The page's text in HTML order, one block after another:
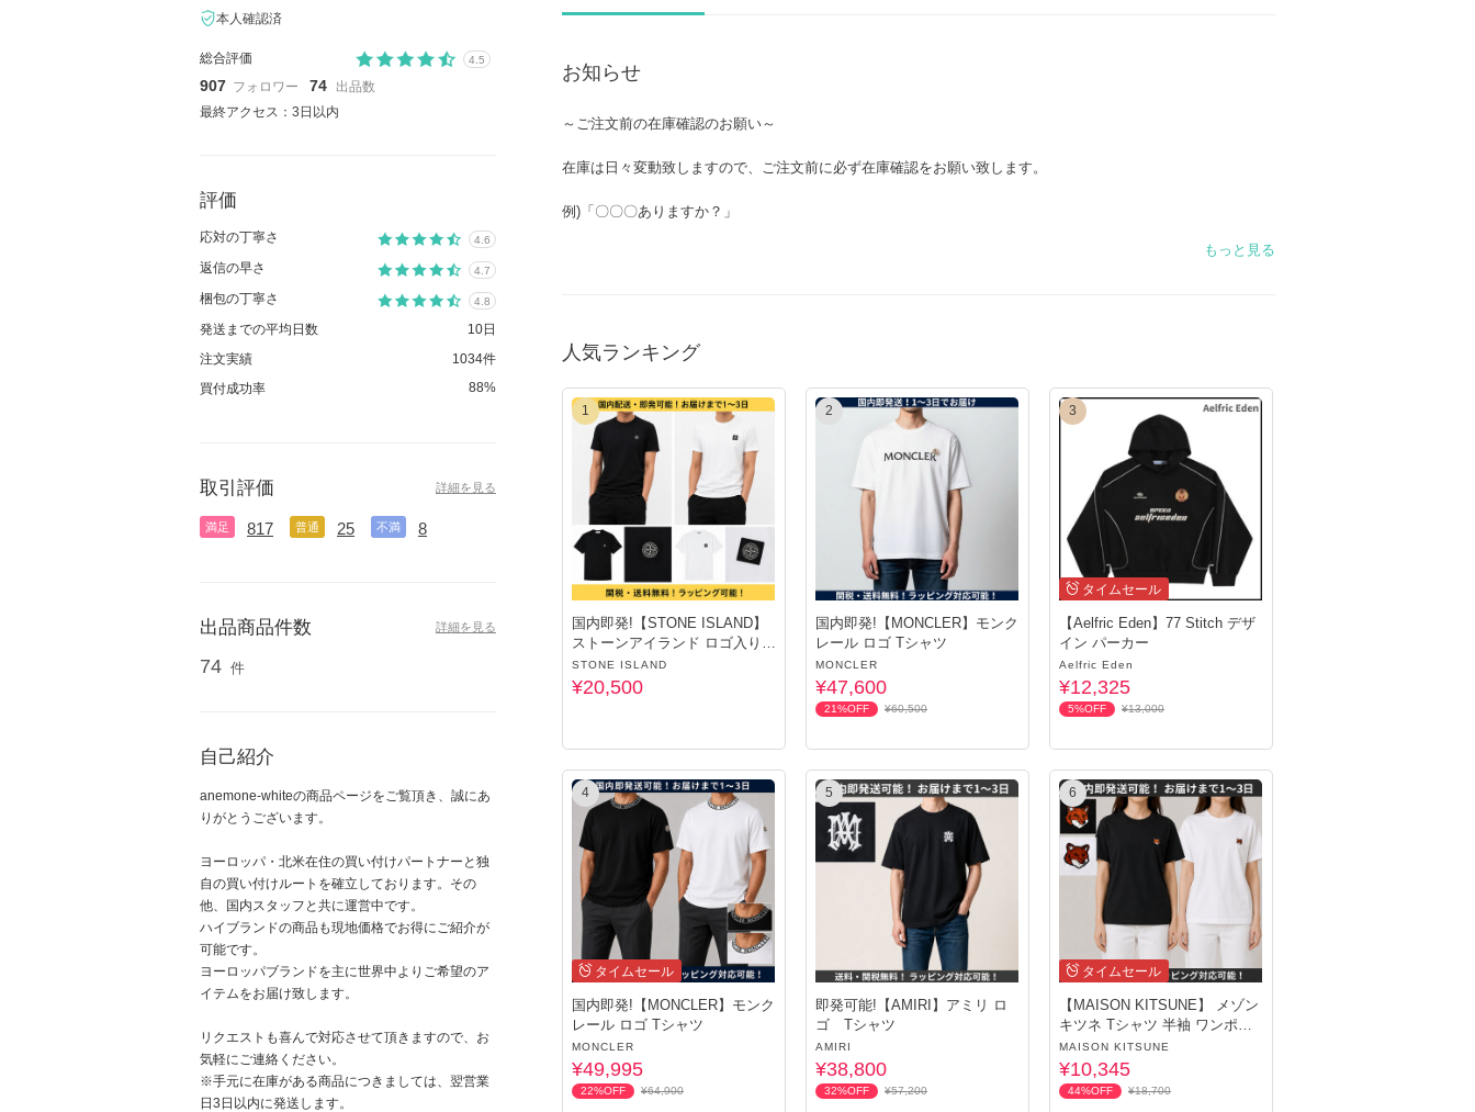
本人確認済
総合評価 4.5
907 フォロワー 74 出品数
最終アクセス：3日以内
評価
応対の丁寧さ 4.6
返信の早さ 4.7
梱包の丁寧さ 4.8
発送までの平均日数
10日
注文実績
1034件
買付成功率
88%
取引評価 詳細を見る
満足 817 普通 25 不満 8
出品商品件数 詳細を見る
74 件
自己紹介
anemone-whiteの商品ページをご覧頂き、誠にあ
りがとうございます。
ヨーロッパ・北米在住の買い付けパートナーと独
自の買い付けルートを確立しております。その
他、国内スタッフと共に運営中です。
ハイブランドの商品も現地価格でお得にご紹介が
可能です。
ヨーロッパブランドを主に世界中よりご希望のア
イテムをお届け致します。
リクエストも喜んで対応させて頂きますので、お
気軽にご連絡ください。
※手元に在庫がある商品につきましては、翌営業
日3日以内に発送します。
お知らせ
～ご注文前の在庫確認のお願い～
在庫は日々変動致しますので、ご注文前に必ず在庫確認をお願い致します。
例)「〇〇〇ありますか？」
安心の国内発送です♪
お探しの商品がございましたらできる限り買付に努めさせていただきますのでお気軽にお問合せくださいませ！
★「お取引について」を必ずお読みになり、ご注文くださいますよう、よろしくお願いいたします。
★当店の取り扱い商品は正規店で買い付けした本物で御座いますので、安心してご購入ください。
★手元に在庫がある商品につきましては、翌営業日3日以内に発送します。
★注文後買い付けの商品につきましては、お客様のお手元に届くまで平均１～３週間ほど頂いております。
丁寧に迅速に対応したいと思っていますので、宜しくお願い致します♪
もっと見る
人気ランキング
1
国内即発!【STONE ISLAND】
ストーンアイランド ロゴ入りT
シャツ
STONE ISLAND
¥20,500
2
国内即発!【MONCLER】モンク
レール ロゴ Tシャツ
MONCLER
¥47,600
21%OFF ¥60,500
3
タイムセール
【Aelfric Eden】77 Stitch デザ
イン パーカー
Aelfric Eden
¥12,325
5%OFF ¥13,000
4
タイムセール
国内即発!【MONCLER】モンク
レール ロゴ Tシャツ
MONCLER
¥49,995
22%OFF ¥64,900
5
即発可能!【AMIRI】アミリ ロ
ゴ Tシャツ
AMIRI
¥38,800
32%OFF ¥57,200
6
タイムセール
【MAISON KITSUNE】 メゾン
キツネ Tシャツ 半袖 ワンポイ
ント
MAISON KITSUNE
¥10,345
44%OFF ¥18,700